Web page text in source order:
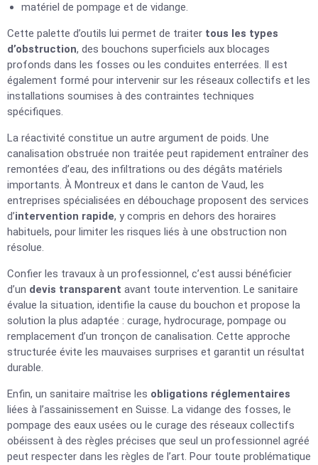
matériel de pompage et de vidange.
Cette palette d’outils lui permet de traiter tous les types
d’obstruction, des bouchons superficiels aux blocages
profonds dans les fosses ou les conduites enterrées. Il est
également formé pour intervenir sur les réseaux collectifs et les
installations soumises à des contraintes techniques
spécifiques.
La réactivité constitue un autre argument de poids. Une
canalisation obstruée non traitée peut rapidement entraîner des
remontées d’eau, des infiltrations ou des dégâts matériels
importants. À Montreux et dans le canton de Vaud, les
entreprises spécialisées en débouchage proposent des services
d’intervention rapide, y compris en dehors des horaires
habituels, pour limiter les risques liés à une obstruction non
résolue.
Confier les travaux à un professionnel, c’est aussi bénéficier
d’un devis transparent avant toute intervention. Le sanitaire
évalue la situation, identifie la cause du bouchon et propose la
solution la plus adaptée : curage, hydrocurage, pompage ou
remplacement d’un tronçon de canalisation. Cette approche
structurée évite les mauvaises surprises et garantit un résultat
durable.
Enfin, un sanitaire maîtrise les obligations réglementaires
liées à l’assainissement en Suisse. La vidange des fosses, le
pompage des eaux usées ou le curage des réseaux collectifs
obéissent à des règles précises que seul un professionnel agréé
peut respecter dans les règles de l’art. Pour toute problématique